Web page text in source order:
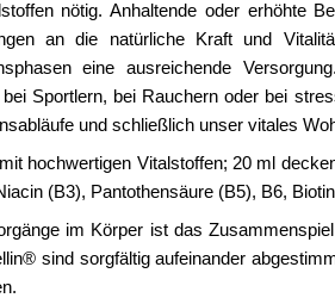
nötig. Anhaltende oder erhöhte
an die natürliche Kraft und
eine ausreichende
Sportlern, bei Rauchern oder bei
und schließlich unser vitales
hochwertigen Vitalstoffen; 20 ml
(B3), Pantothensäure (B5), B6,
im Körper ist das
sind sorgfältig aufeinander